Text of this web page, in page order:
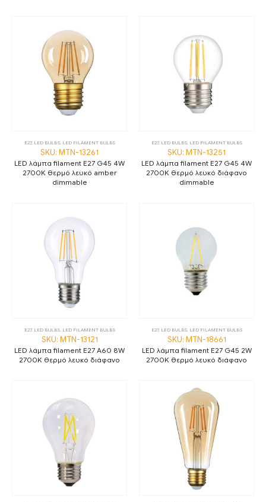
E27, LED BULBS, LED FILAMENT BULBS
SKU: MTN-13261
LED λάμπα filament E27 G45 4W
2700K θερμό λευκό amber
dimmable
E27, LED BULBS, LED FILAMENT BULBS
SKU: MTN-13251
LED λάμπα filament E27 G45 4W
2700K θερμό λευκό διάφανο
dimmable
E27, LED BULBS, LED FILAMENT BULBS
SKU: MTN-13121
LED λάμπα filament E27 A60 8W
2700K θερμό λευκό διάφανο
E27, LED BULBS, LED FILAMENT BULBS
SKU: MTN-18661
LED λάμπα filament E27 G45 2W
2700K θερμό λευκό διάφανο